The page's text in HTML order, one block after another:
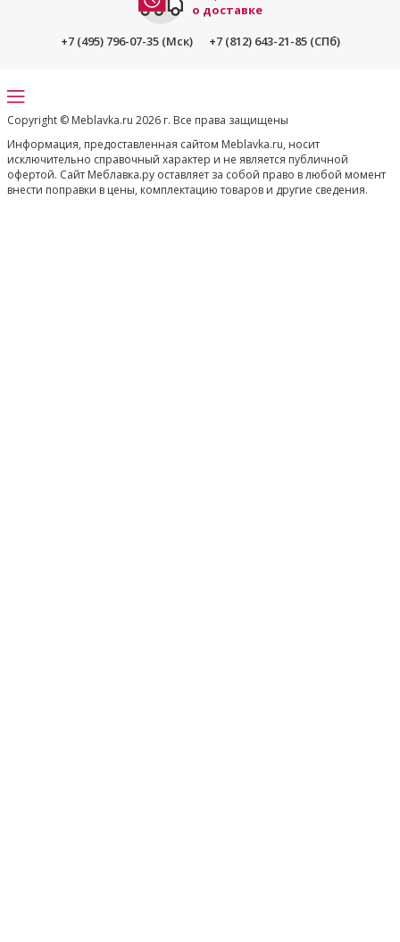
о доставке
+7 (495) 796-07-35 (Мск)
+7 (812) 643-21-85 (СПб)
Copyright © Meblavka.ru 2026 г. Все права защищены
Информация, предоставленная сайтом Meblavka.ru, носит
исключительно справочный характер и не является публичной
офертой. Сайт Меблавка.ру оставляет за собой право в любой момент
внести поправки в цены, комплектацию товаров и другие сведения.